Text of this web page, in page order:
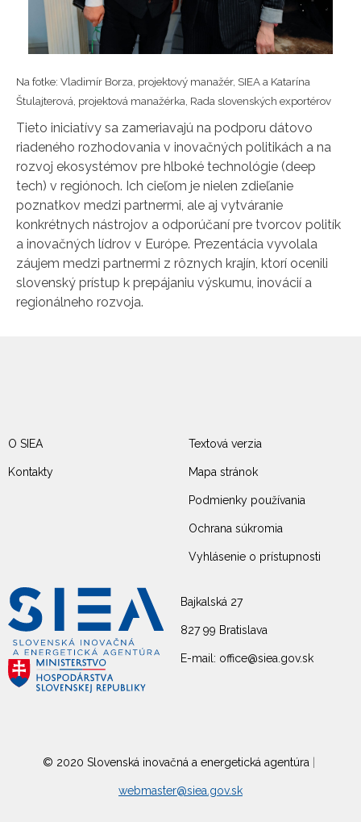
Na fotke: Vladimír Borza, projektový manažér, SIEA a Katarína
Štulajterová, projektová manažérka, Rada slovenských exportérov
Tieto iniciatívy sa zameriavajú na podporu dátovo
riadeného rozhodovania v inovačných politikách a na
rozvoj ekosystémov pre hlboké technológie (deep
tech) v regiónoch. Ich cieľom je nielen zdieľanie
poznatkov medzi partnermi, ale aj vytváranie
konkrétnych nástrojov a odporúčaní pre tvorcov politík
a inovačných lídrov v Európe. Prezentácia vyvolala
záujem medzi partnermi z rôznych krajín, ktorí ocenili
slovenský prístup k prepájaniu výskumu, inovácií a
regionálneho rozvoja.
Bajkalská 27
827 99 Bratislava
E-mail: office@siea.gov.sk
O SIEA
Kontakty
Textová verzia
Mapa stránok
Podmienky používania
Ochrana súkromia
Vyhlásenie o prístupnosti
© 2020 Slovenská inovačná a energetická agentúra
webmaster@siea.gov.sk